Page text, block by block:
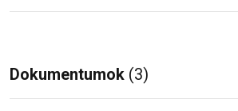
Dokumentumok (3)